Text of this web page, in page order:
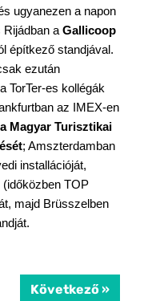
ugyanezen a napon
Rijádban a Gallicoop
építkező standjával.
ezután
TorTer-es kollégák
az IMEX-en
a Magyar Turisztikai
; Amszterdamban
installációját,
TOP
majd Brüsszelben
Következő »